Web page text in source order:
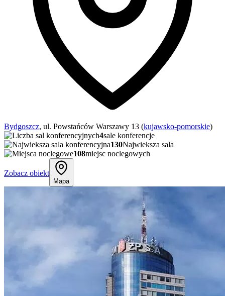
Bydgoszcz, ul. Powstańców Warszawy 13 (kujawsko-pomorskie)
4sale konferencje
130Najwieksza sala
108miejsc noclegowych
Zobacz obiekt
Mapa